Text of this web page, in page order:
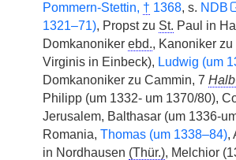
Pommern-Stettin, † 1368, s. NDB
1321–71), Propst zu St. Paul in
Domkanoniker ebd., Kanoniker
Virginis in Einbeck), Ludwig (um
Domkanoniker zu Cammin, 7
Philipp (um 1332- um 1370/80),
Jerusalem, Balthasar (um 1336-
Romania, Thomas (um 1338–84),
in Nordhausen (Thür.), Melchior